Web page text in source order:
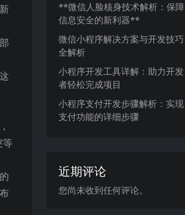
等
**微信人脸核身技术解析：保障
信息安全的新利器**
微信小程序解决方案与开发技巧
全解析
小程序开发工具详解：助力开发
者轻松完成项目
小程序支付开发步骤解析：实现
支付功能的详细步骤
近期评论
您尚未收到任何评论。